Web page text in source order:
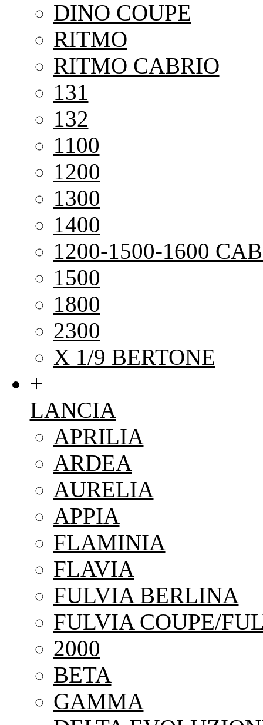
DINO COUPE
RITMO
RITMO CABRIO
131
132
1100
1200
1300
1400
1200-1500-1600
1500
1800
2300
X 1/9 BERTONE
+
LANCIA
APRILIA
ARDEA
AURELIA
APPIA
FLAMINIA
FLAVIA
FULVIA BERLINA
FULVIA COUPE/
2000
BETA
GAMMA